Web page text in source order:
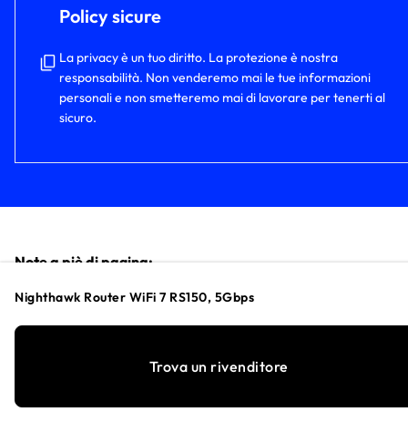
Policy sicure
La privacy è un tuo diritto. La protezione è nostra
responsabilità. Non venderemo mai le tue informazioni
personali e non smetteremo mai di lavorare per tenerti al
sicuro.
Note a piè di pagina:
† Il livello massimo del segnale wireless è ricavato dalle
specifiche dello standard IEEE® 802.11. La trasmissione dei
base alla rete, alle normative del paese e alle condizioni
ambientali, tra cui il volume del traffico di rete, le limitazioni
Nighthawk Router WiFi 7 RS150, 5Gbps
Trova un rivenditore